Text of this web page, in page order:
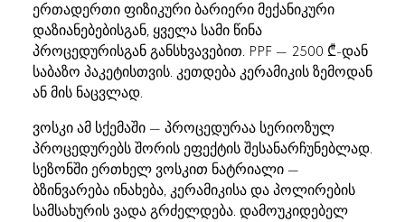
ერთადერთი ფიზიკური ბარიერი მექანიკური
დაზიანებებისგან, ყველა სამი წინა
პროცედურისგან განსხვავებით. PPF — 2500 ₾-დან
საბაზო პაკეტისთვის. კეთდება კერამიკის ზემოდან
ან მის ნაცვლად.
ვოსკი ამ სქემაში — პროცედურაა სერიოზულ
პროცედურებს შორის ეფექტის შესანარჩუნებლად.
სეზონში ერთხელ ვოსკით ნატრიალი —
ბზინვარება ინახება, კერამიკისა და პოლირების
სამსახურის ვადა გრძელდება. დამოუკიდებელ